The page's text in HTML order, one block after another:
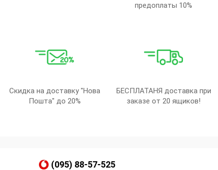
предоплаты 10%
Скидка на доставку "Нова
Пошта" до 20%
БЕСПЛАТАНЯ доставка при
заказе от 20 ящиков!
(095) 88-57-525